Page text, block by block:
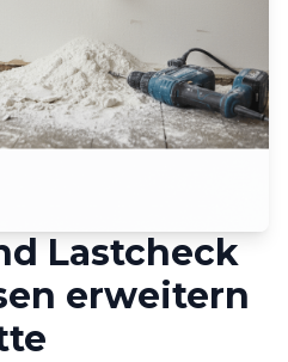
Lastcheck
erweitern